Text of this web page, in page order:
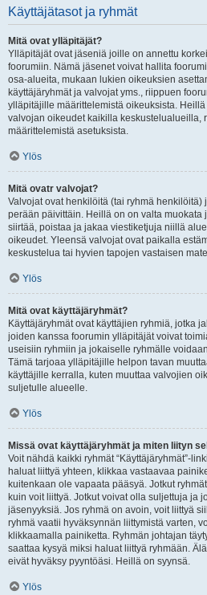
Käyttäjätasot ja ryhmät
Mitä ovat ylläpitäjät?
Ylläpitäjät ovat jäseniä joille on annettu
foorumiin. Nämä jäsenet voivat hallita
osa-alueita, mukaan lukien oikeuksien
käyttäjäryhmät ja valvojat yms., riippuen
ylläpitäjille määrittelemistä oikeuksista.
valvojan oikeudet kaikilla keskustelualueilla,
määrittelemistä asetuksista.
Ylös
Mitä ovatr valvojat?
Valvojat ovat henkilöitä (tai ryhmä henkilöitä)
perään päivittäin. Heillä on on valta muokata
siirtää, poistaa ja jakaa viestiketjuja niillä
oikeudet. Yleensä valvojat ovat paikalla
keskustelua tai hyvien tapojen vastaisen
Ylös
Mitä ovat käyttäjäryhmät?
Käyttäjäryhmät ovat käyttäjien ryhmiä, jotka
joiden kanssa foorumin ylläpitäjät voivat
useisiin ryhmiin ja jokaiselle ryhmälle
Tämä tarjoaa ylläpitäjille helpon tavan
käyttäjille kerralla, kuten muuttaa valvojien
suljetulle alueelle.
Ylös
Missä ovat käyttäjäryhmät ja miten liityn
Voit nähdä kaikki ryhmät “Käyttäjäryhmät”-
haluat liittyä yhteen, klikkaa vastaavaa
kuitenkaan ole vapaata pääsyä. Jotkut
kuin voit liittyä. Jotkut voivat olla suljettuja ja
jäsenyyksiä. Jos ryhmä on avoin, voit liittyä
ryhmä vaatii hyväksynnän liittymistä varten,
klikkaamalla painiketta. Ryhmän johtajan
saattaa kysyä miksi haluat liittyä ryhmään.
eivät hyväksy pyyntöäsi. Heillä on syynsä.
Ylös